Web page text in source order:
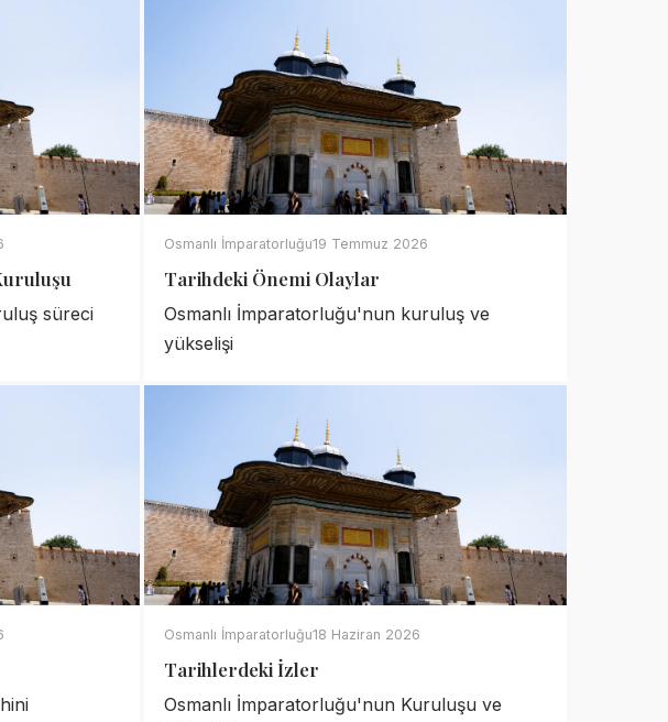
süreci
Osmanlı İmparatorluğu19 Temmuz 2026
Tarihdeki Önemi Olaylar
Osmanlı İmparatorluğu'nun kuruluş ve
yükselişi
Osmanlı İmparatorluğu18 Haziran 2026
Tarihlerdeki İzler
Osmanlı İmparatorluğu'nun Kuruluşu ve